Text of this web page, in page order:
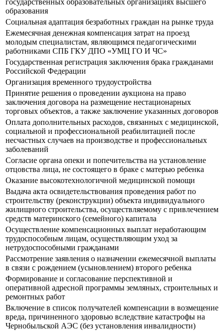
государственных образовательных организациях высшего
образования
Социальная адаптация безработных граждан на рынке труда
Ежемесячная денежная компенсация затрат на проезд
молодым специалистам, являющимся педагогическими
работниками СПБ ГКУ ДПО «УМЦ ГО И ЧС»
Государственная регистрация заключения брака гражданами
Российской Федерации
Организация временного трудоустройства
Принятие решения о проведении аукциона на право
заключения договора на размещение нестационарных
торговых объектов, а также заключение указанных договоров
Оплата дополнительных расходов, связанных с медицинской,
социальной и профессиональной реабилитацией после
несчастных случаев на производстве и профессиональных
заболеваний
Согласие органа опеки и попечительства на установление
отцовства лица, не состоящего в браке с матерью ребенка
Оказание высокотехнологичной медицинской помощи
Выдача акта освидетельствования проведения работ по
строительству (реконструкции) объекта индивидуального
жилищного строительства, осуществляемому с привлечением
средств материнского (семейного) капитала
Осуществление компенсационных выплат неработающим
трудоспособным лицам, осуществляющим уход за
нетрудоспособными гражданами
Рассмотрение заявления о назначении ежемесячной выплаты
в связи с рождением (усыновлением) второго ребенка
Формирование и согласование перспективной и
оперативной адресной программы земляных, строительных и
ремонтных работ
Включение в список получателей компенсации в возмещение
вреда, причиненного здоровью вследствие катастрофы на
Чернобыльской АЭС (без установления инвалидности)